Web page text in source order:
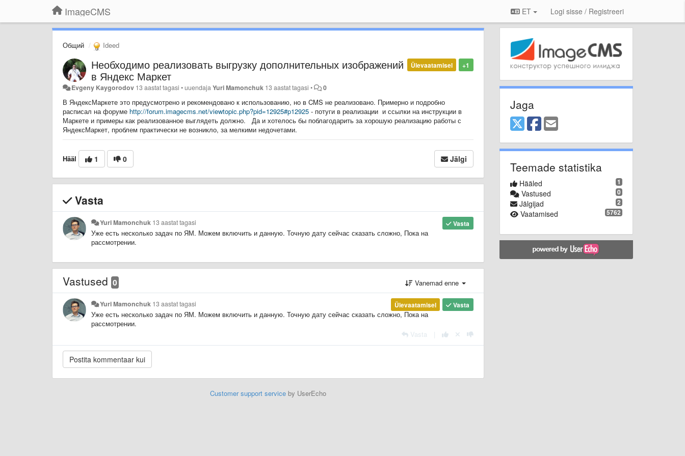
ImageCMS ET Logi sisse / Registreeri
Общий Ideed
+1
Ülevaatamisel
Необходимо реализовать выгрузку дополнительных изображений
в Яндекс Маркет
Evgeny Kaygorodov 13 aastat tagasi •uuendajaYuri Mamonchuk 13 aastat tagasi • 0
В ЯндексМаркете это предусмотрено и рекомендовано к использованию, но в CMS не реализовано. Примерно и подробно
расписал на форуме http://forum.imagecms.net/viewtopic.php?pid=12925#p12925 - потуги в реализации и ссылки на инструкции в
Маркете и примеры как реализованное выглядеть должно.
Да и хотелось бы поблагодарить за хорошую реализацию работы с
ЯндексМаркет, проблем практически не возникло, за мелкими недочетами.
Hääl 1 0 Jälgi
Vasta
Vasta
Yuri Mamonchuk 13 aastat tagasi
Уже есть несколько задач по ЯМ. Можем включить и данную. Точную дату сейчас сказать сложно, Пока на
рассмотрении.
Vastused 0 Vanemad enne
Vasta
Ülevaatamisel
Yuri Mamonchuk 13 aastat tagasi
Уже есть несколько задач по ЯМ. Можем включить и данную. Точную дату сейчас сказать сложно, Пока на
рассмотрении.
Vasta
Customer support serviceby UserEcho
Jaga
Teemade statistika
1
Hääled
0
Vastused
2
Jälgijad
5762
Vaatamised